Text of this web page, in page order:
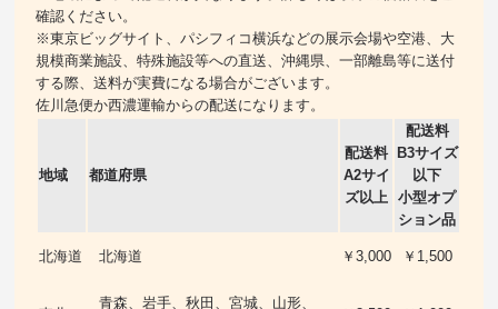
確認ください。
※東京ビッグサイト、パシフィコ横浜などの展示会場や空港、大
規模商業施設、特殊施設等への直送、沖縄県、一部離島等に送付
する際、送料が実費になる場合がございます。
佐川急便か西濃運輸からの配送になります。
地域 都道府県
配送料
A2サイ
ズ以上
配送料
B3サイズ
以下
小型オプ
ション品
北海道 北海道 ￥3,000 ￥1,500
青森、岩手、秋田、宮城、山形、